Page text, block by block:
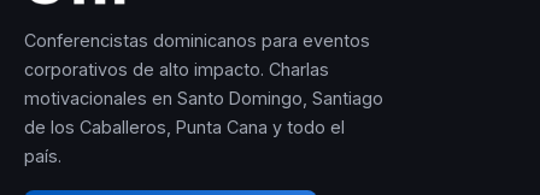
Conferencistas dominicanos para eventos
corporativos de alto impacto. Charlas
motivacionales en Santo Domingo, Santiago
de los Caballeros, Punta Cana y todo el
país.